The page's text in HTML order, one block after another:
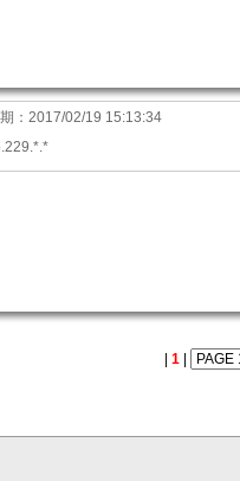
： 2017/02/19 15:13:34
1